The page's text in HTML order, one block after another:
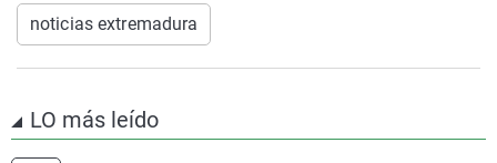
noticias extremadura
LO más leído